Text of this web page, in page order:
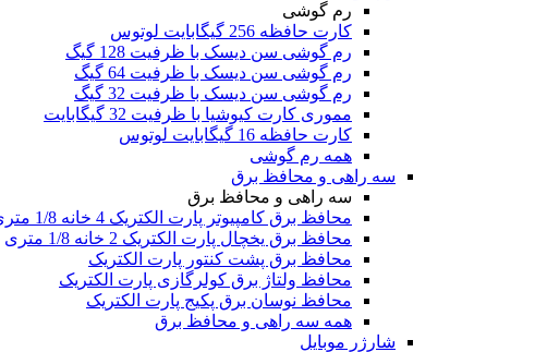
رم گوشی
کارت حافظه 256 گیگابایت لوتوس
رم گوشی سن دیسک با ظرفیت 128 گیگ
رم گوشی سن دیسک با ظرفیت 64 گیگ
رم گوشی سن دیسک با ظرفیت 32 گیگ
مموری کارت کیوشیا با ظرفیت 32 گیگابایت
کارت حافظه 16 گیگابایت لوتوس
همه رم گوشی
سه راهی و محافظ برق
سه راهی و محافظ برق
محافظ برق کامپیوتر پارت الکتریک 4 خانه 1/8 متری
محافظ برق یخچال پارت الکتریک 2 خانه 1/8 متری
محافظ برق پشت کنتور پارت الکتریک
محافظ ولتاژ برق کولرگازی پارت الکتریک
محافظ نوسان برق پکیج پارت الکتریک
همه سه راهی و محافظ برق
شارژر موبایل